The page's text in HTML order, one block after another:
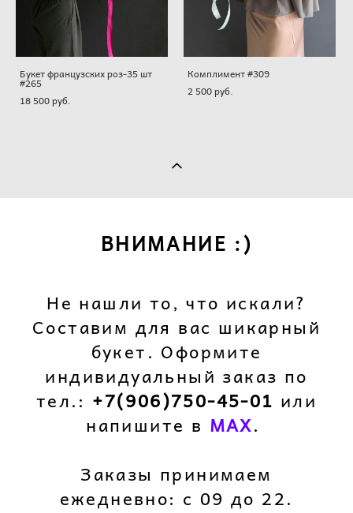
Букет французских роз-35 шт
#265
18 500 pуб.
Комплимент #309
2 500 pуб.
ВНИМАНИЕ :)
Не нашли то, что искали?
Составим для вас шикарный
букет. Оформите
индивидуальный заказ по
тел.: +7(906)750-45-01 или
напишите в MAX.
Заказы принимаем
ежедневно: с 09 до 22.